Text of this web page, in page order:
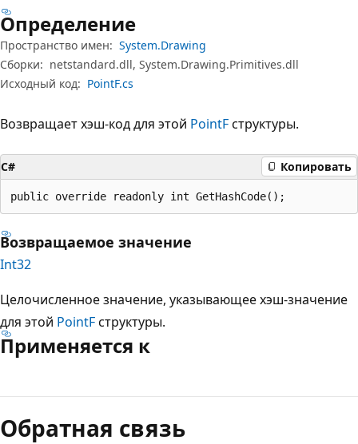
Определение
Пространство имен: System.Drawing
Сборки: netstandard.dll, System.Drawing.Primitives.dll
Исходный код: PointF.cs
Возвращает хэш-код для этой PointFструктуры.
C# Копировать
public override readonly int GetHashCode();
Возвращаемое значение
Int32
Целочисленное значение, указывающее хэш-значение
для этой PointFструктуры.
Применяется к
чтения
выключен
Обратная связь